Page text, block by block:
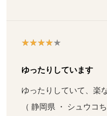
ゆったりしています
ゆったりしていて、楽
（ 静岡県 ・ シュウコ